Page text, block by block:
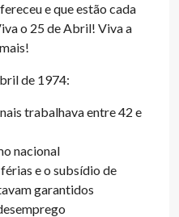
e que estão cada
o 25 de Abril! Viva a
de 1974:
trabalhava entre 42 e
nacional
e o subsídio de
garantidos